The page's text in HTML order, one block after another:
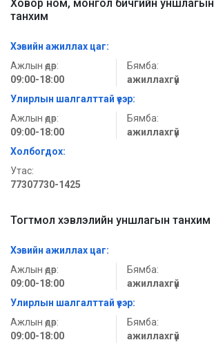
Ховор ном, монгол бичгийн уншлагын
танхим
Хэвийн ажиллах цаг:
Ажлын өдөр:
09:00-18:00
Бямба:
ажиллахгүй
Улирлын шалгалттай үеэр:
Ажлын өдөр:
09:00-18:00
Бямба:
ажиллахгүй
Холбогдох:
Утас:
77307730-1425
Тогтмол хэвлэлийн уншлагын танхим
Хэвийн ажиллах цаг:
Ажлын өдөр:
09:00-18:00
Бямба:
ажиллахгүй
Улирлын шалгалттай үеэр:
Ажлын өдөр:
09:00-18:00
Бямба:
ажиллахгүй